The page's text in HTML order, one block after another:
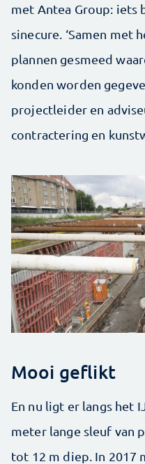
met Antea Group: iets
sinecure. ‘Samen met
plannen gesmeed
konden worden
projectleider en
contractering en
Mooi geflikt
En nu ligt er langs het
meter lange sleuf van
tot 12 m diep. In 2017